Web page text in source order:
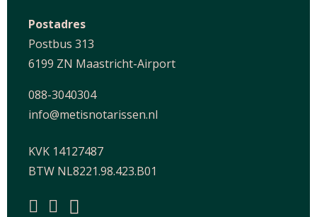
Postadres
Postbus 313
6199 ZN Maastricht-Airport
088-3040304
info@metisnotarissen.nl
KVK 14127487
BTW NL8221.98.423.B01